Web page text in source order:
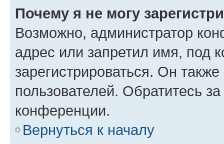
Почему я не могу
Возможно, администратор
адрес или запретил имя, под
зарегистрироваться. Он
пользователей. Обратитесь
конференции.
Вернуться к началу